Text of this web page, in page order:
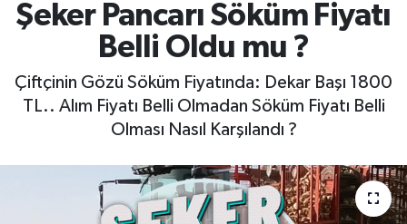
Şeker Pancarı Söküm Fiyatı
Belli Oldu mu ?
Çiftçinin Gözü Söküm Fiyatında: Dekar Başı 1800
TL.. Alım Fiyatı Belli Olmadan Söküm Fiyatı Belli
Olması Nasıl Karşılandı ?